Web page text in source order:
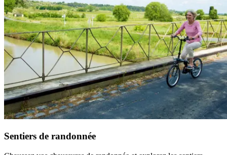
Sentiers de randonnée